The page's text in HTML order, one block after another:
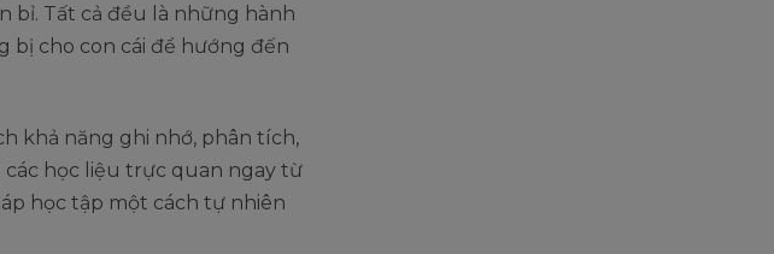
bỉ. Tất cả đều là những hành
bị cho con cái để hướng đến
khả năng ghi nhớ, phân tích,
học liệu trực quan ngay từ
học tập một cách tự nhiên